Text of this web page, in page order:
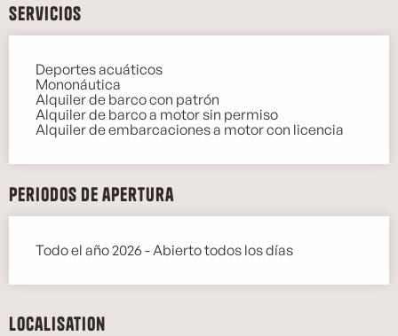
Servicios
Deportes acuáticos
Mononáutica
Alquiler de barco con patrón
Alquiler de barco a motor sin permiso
Alquiler de embarcaciones a motor con licencia
Periodos de apertura
Todo el año 2026 - Abierto todos los días
Localisation